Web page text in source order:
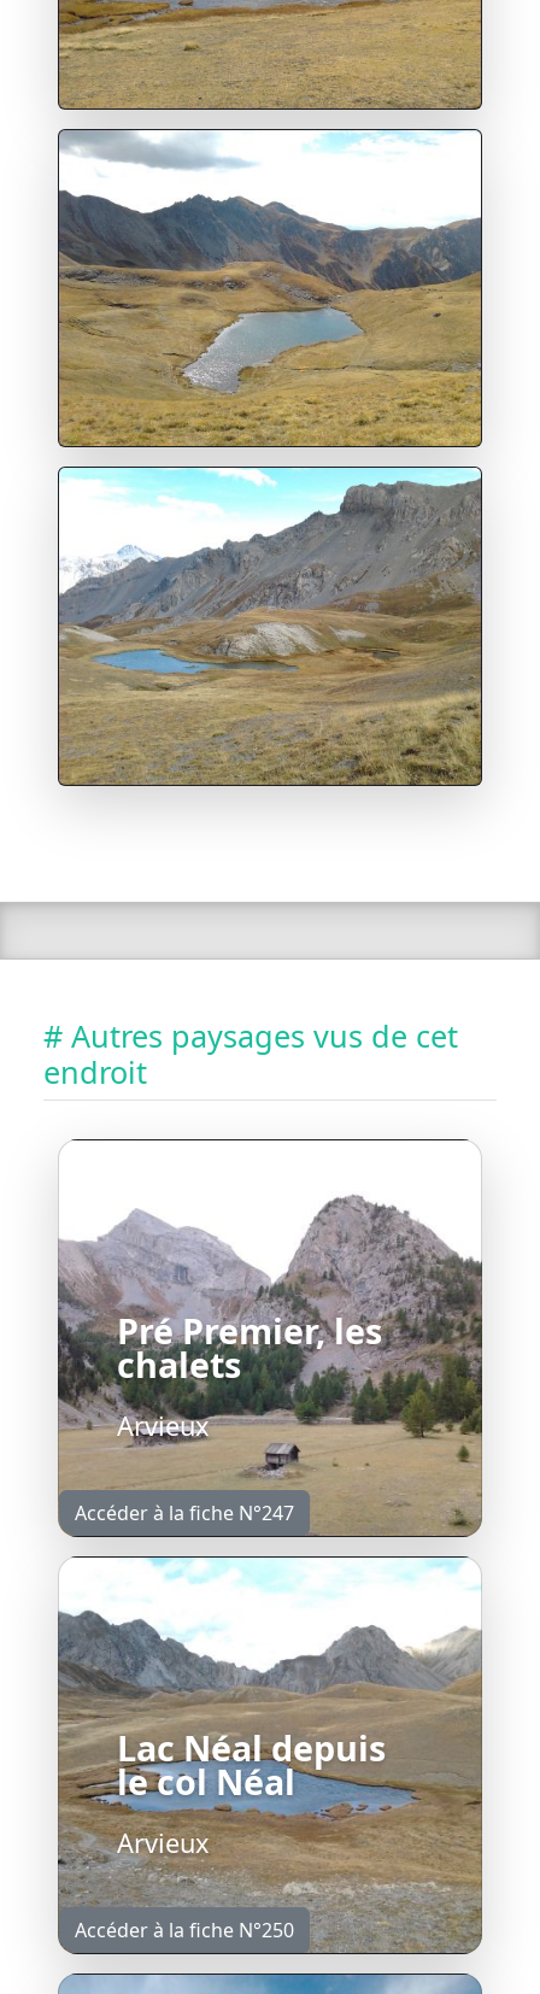
# Autres paysages vus de cet
endroit
Pré Premier, les
chalets
Arvieux
Accéder à la fiche N°247
Lac Néal depuis
le col Néal
Arvieux
Accéder à la fiche N°250